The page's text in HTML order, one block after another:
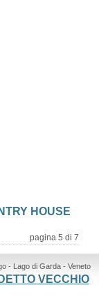
HOUSE
pagina 5 di 7
- Lago di Garda - Veneto
VECCHIO